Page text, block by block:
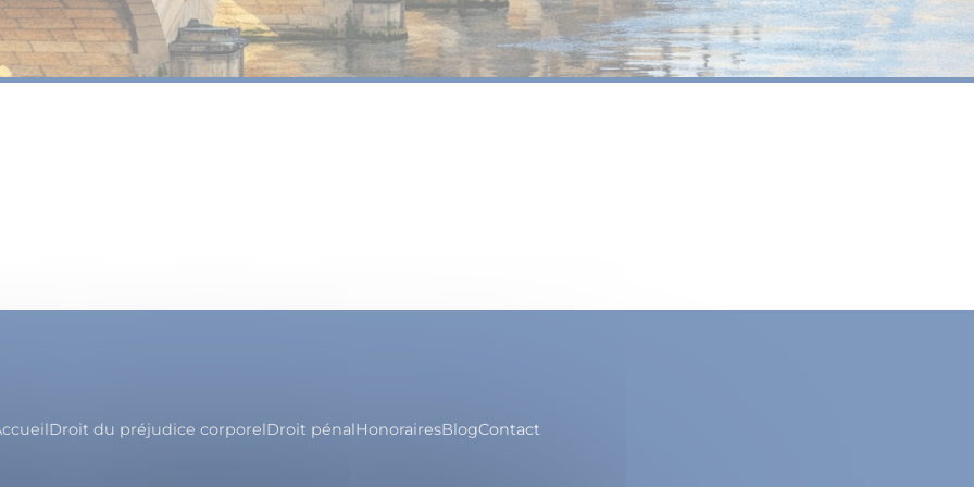
Droit du préjudice corporelDroit pénalHonorairesBlogContact